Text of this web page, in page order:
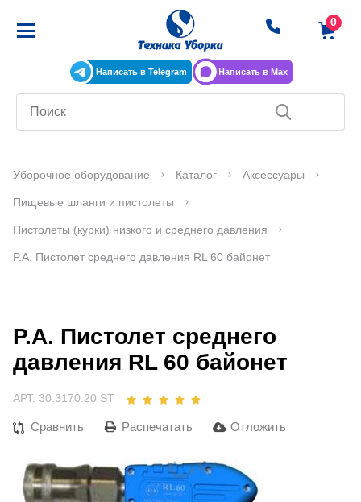
Написать в Telegram Написать в Max
Уборочное оборудование Каталог Аксессуары
Пищевые шланги и пистолеты
Пистолеты (курки) низкого и среднего давления
P.A. Пистолет среднего давления RL 60 байонет
P.A. Пистолет среднего
давления RL 60 байонет
АРТ. 30.3170.20 ST
Сравнить Распечатать Отложить